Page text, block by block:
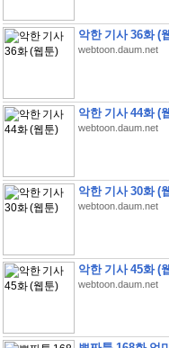
악한 기사 36화 (
webtoon.daum.net
악한 기사 44화 (
webtoon.daum.net
악한 기사 30화 (
webtoon.daum.net
악한 기사 45화 (
webtoon.daum.net